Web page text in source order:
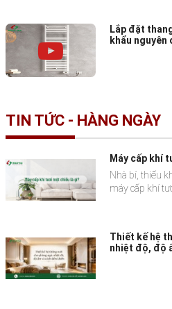
Lắp đặt
khẩu nguyên
TIN TỨC - HÀNG NGÀY
Máy cấp khí
Nhà bí, thiếu
máy cấp khí
Thiết kế hệ
nhiệt độ, độ